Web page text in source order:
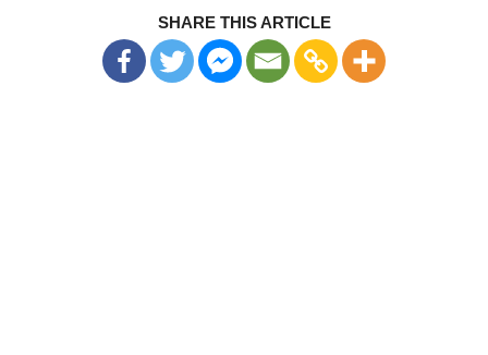
SHARE THIS ARTICLE